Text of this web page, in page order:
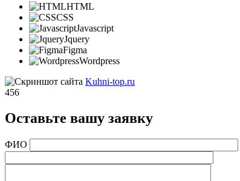
HTML
CSS
Javascript
Jquery
Figma
Wordpress
Kuhni-top.ru
456
Оставьте вашу заявку
ФИО